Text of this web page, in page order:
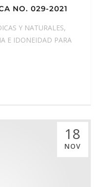
NO. 029-2021
Y NATURALES,
E IDONEIDAD PARA
18
NOV